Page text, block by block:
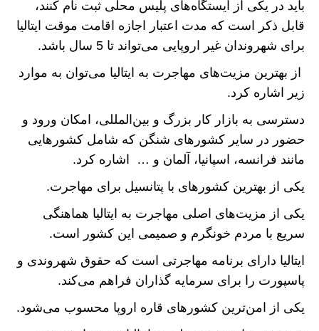
باید در یکی از ایستگاه‌های پلیس محلی ثبت نام کنند،
قابل ذکر است که مدت اعتبار اجازه اقامت موقت ایتالیا
برای شهروندان غیر اروپایی می‌تواند تا 5 سال باشد.
از بهترین مزیت‌های مهاجرت به ایتالیا می‌توان به موارد
زیر اشاره کرد.
دسترسی به بازار کار بزرگ و بین‌المللی، امکان ورود و
حضور در سایر کشورهای شنگن که شامل کشورهایی
مانند فرانسه، اسپانیا، آلمان و … اشاره کرد.
یکی از بهترین کشورهای با پتانسیل برای مهاجرت.
یکی از مزیت‌های اصلی مهاجرت به ایتالیا هماهنگی
سریع با مردم خونگرم و صمیمی این کشور است.
ایتالیا دارای برنامه مهاجرتی است که حقوق شهروندی و
پاسپورت را برای سرمایه گذاران فراهم می‌کند.
یکی از امن‌ترین کشورهای قاره اروپا محسوب می‌شود.